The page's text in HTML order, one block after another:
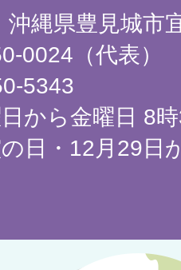
縄県豊見城市
0024（代表）
5343
から金曜日 8
の日・12月29日